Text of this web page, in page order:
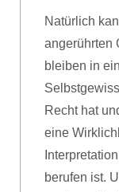
Natürlich
angerührten
bleiben in
Recht hat
eine
berufen ist.